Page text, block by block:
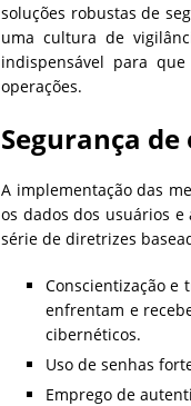
soluções robustas de
uma cultura de
indispensável para
operações.
Segurança de
A implementação das
os dados dos usuários
série de diretrizes
Conscientização e
enfrentam e
cibernéticos.
Uso de senhas
Emprego de